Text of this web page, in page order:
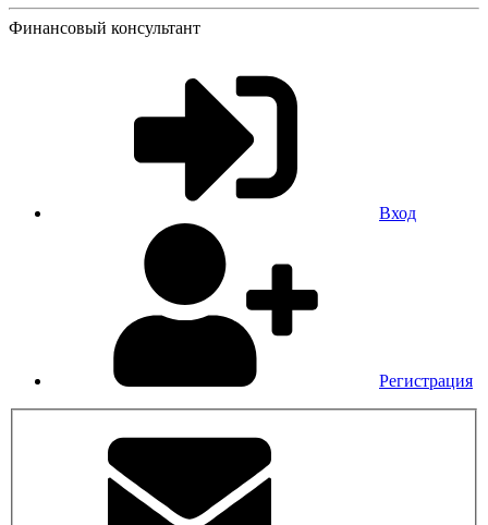
Финансовый консультант
Вход
Регистрация